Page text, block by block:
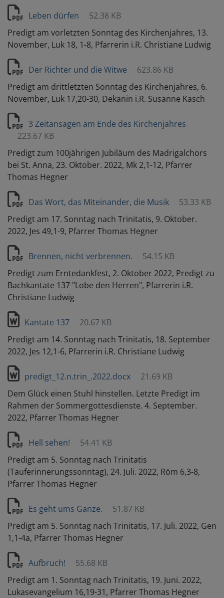
Leben dürfen
52.38 KB
Predigt am vorletzten Sonntag des Kirchenjahres, 13.
November, Luk 18, 1-8, Pfarrerin i.R. Christiane Ludwig
Der Richter und die Witwe
623.86 KB
Predigt am drittletzten Sonntag des Kirchenjahres, 6.
November, Luk 17,20-30, Dekanin i.R. Susanne Kasch
3 Zeitansagen am Ende des Kirchenjahres
223.67 KB
Predigt zum 100jährigen Jubiläum des Madrigalchors
bei St. Anna, 23. Oktober. 2022, Mk 2,1-12, Pfarrer
Thomas Hegner
Das Wort, das Miteinander, die Musik
53.33 KB
Predigt am 17. Sonntag nach Trinitatis, 9. Oktober.
2022, Jes 49,1-9, Pfarrer Thomas Hegner
Brennen, nicht verbrennen.
54.15 KB
Predigt zum Erntedankfest, 2. Oktober 2022, Predigt zu
Bachkantate 137 "Lobe den Herren", Pfarrerin i.R.
Christiane Ludwig
Kantate 137
20.67 KB
Predigt am 14. Sonntag nach Trinitatis, 18. September
2022, Jes 12,1-6, Pfarrerin i.R. Christiane Ludwig
predigt_12.n.trin_.2022.docx
21.69 KB
Dem Glück einen Stuhl hinstellen. Letzte Predigt im
Rahmen der Sommergottesdienste. 4. September.
2022, Pfarrer Thomas Hegner
Hell sehen!
54.41 KB
Predigt am 5. Sonntag nach Trinitatis
(Tauferinnerungssonntag), 24. Juli. 2022, Röm 6,3-8,
Pfarrer Thomas Hegner
Es geht ums Ganze.
51.87 KB
Predigt am 5. Sonntag nach Trinitatis, 17. Juli. 2022, Gen
1,1-4a, Pfarrer Thomas Hegner
Aufbruch!
55.68 KB
Predigt am 1. Sonntag nach Trinitatis, 19. Juni. 2022,
Lukasevangelium 16,19-31, Pfarrer Thomas Hegner